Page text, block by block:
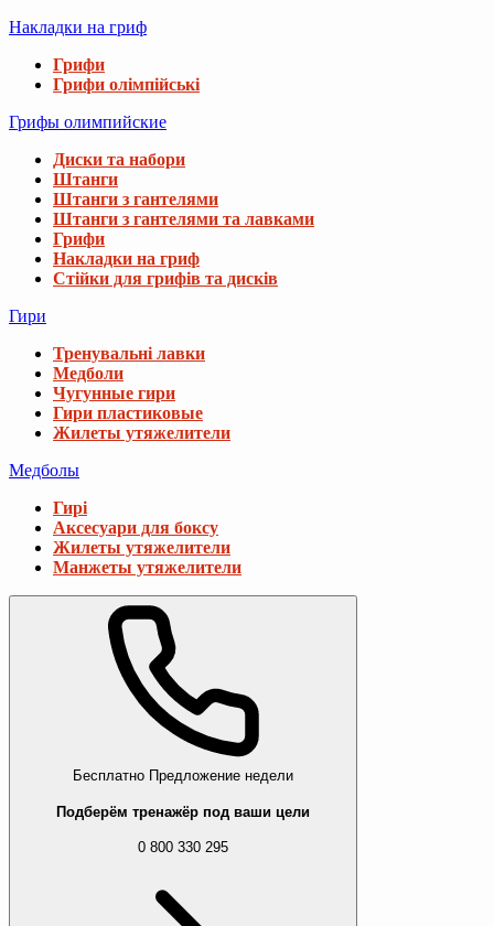
Накладки на гриф
Грифи
Грифи олімпійські
Грифы олимпийские
Диски та набори
Штанги
Штанги з гантелями
Штанги з гантелями та лавками
Грифи
Накладки на гриф
Стійки для грифів та дисків
Гири
Тренувальні лавки
Медболи
Чугунные гири
Гири пластиковые
Жилеты утяжелители
Медболы
Гирі
Аксесуари для боксу
Жилеты утяжелители
Манжеты утяжелители
Бесплатно Предложение недели
Подберём тренажёр под ваши цели
0 800 330 295